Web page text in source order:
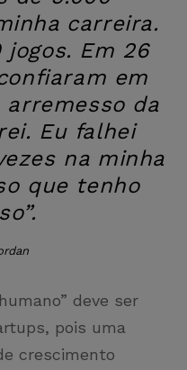
carreira.
jogos. Em 26
em
da
Eu falhei
na minha
que tenho
deve ser
pois uma
crescimento